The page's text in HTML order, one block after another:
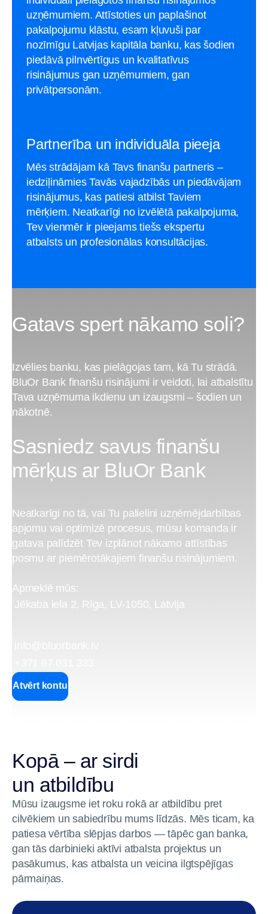
uzņēmumiem. Attīstoties un paplašinot
pakalpojumu klāstu, esam kļuvuši par
nozīmīgu Latvijas kapitāla banku, kas šodien
piedāvā pilnvērtīgus un kvalitatīvus
risinājumus gan uzņēmumiem, gan
privātpersonām.
Partnerība un individuāla pieeja
Mēs strādājam kā Tavs finanšu partneris –
iedziļināmies Tavās vajadzībās un piedāvājam
risinājumus, kas patiesi atbilst Taviem
mērķiem. Neatkarīgi no izvēlētā pakalpojuma,
Tev vienmēr ir pieejams tiešs ekspertu
atbalsts un profesionālas konsultācijas.
Gatavs spert nākamo soli?
Izvēlies banku, kas pielāgojas tam, kā Tu strādā.
BluOr Bank finanšu risinājumi ir veidoti, lai atbalstītu
Tava uzņēmuma ikdienu un izaugsmi – šodien un
nākotnē.
Sasniedz savus finanšu
mērķus ar BluOr Bank
Neatkarīgi no tā, vai Tu palielini uzņēmējdarbības
apjomu vai optimizē procesus, mūsu komanda ir
gatava palīdzēt Tev izplānot nākamo attīstības
posmu ar piemērotākajiem finanšu risinājumiem.
Apmeklē mūs:
Jēkaba iela 2, Rīga, LV-1050, Latvija
Atvērt kontu
Kopā – ar sirdi
un atbildību
Mūsu izaugsme iet roku rokā ar atbildību pret
cilvēkiem un sabiedrību mums līdzās. Mēs ticam, ka
patiesa vērtība slēpjas darbos — tāpēc gan banka,
gan tās darbinieki aktīvi atbalsta projektus un
pasākumus, kas atbalsta un veicina ilgtspējīgas
pārmaiņas.